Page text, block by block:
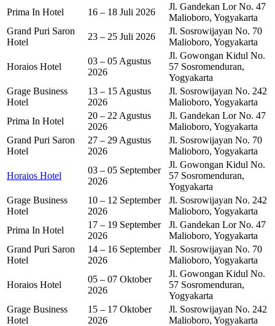
Prima In Hotel
16 – 18 Juli 2026
Jl. Gandekan Lor No. 47
Malioboro, Yogyakarta
Grand Puri Saron
Hotel
23 – 25 Juli 2026
Jl. Sosrowijayan No. 70
Malioboro, Yogyakarta
Horaios Hotel
03 – 05 Agustus
2026
Jl. Gowongan Kidul No.
57 Sosromenduran,
Yogyakarta
Grage Business
Hotel
13 – 15 Agustus
2026
Jl. Sosrowijayan No. 242
Malioboro, Yogyakarta
Prima In Hotel
20 – 22 Agustus
2026
Jl. Gandekan Lor No. 47
Malioboro, Yogyakarta
Grand Puri Saron
Hotel
27 – 29 Agustus
2026
Jl. Sosrowijayan No. 70
Malioboro, Yogyakarta
Horaios Hotel
03 – 05 September
2026
Jl. Gowongan Kidul No.
57 Sosromenduran,
Yogyakarta
Grage Business
Hotel
10 – 12 September
2026
Jl. Sosrowijayan No. 242
Malioboro, Yogyakarta
Prima In Hotel
17 – 19 September
2026
Jl. Gandekan Lor No. 47
Malioboro, Yogyakarta
Grand Puri Saron
Hotel
14 – 16 September
2026
Jl. Sosrowijayan No. 70
Malioboro, Yogyakarta
Horaios Hotel
05 – 07 Oktober
2026
Jl. Gowongan Kidul No.
57 Sosromenduran,
Yogyakarta
Grage Business
Hotel
15 – 17 Oktober
2026
Jl. Sosrowijayan No. 242
Malioboro, Yogyakarta